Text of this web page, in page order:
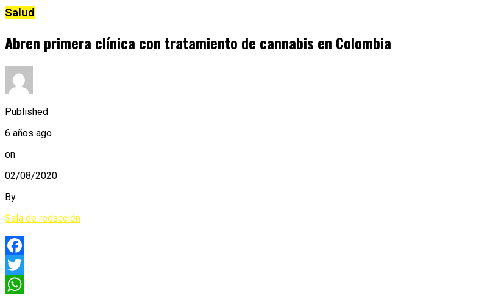
Salud
Abren primera clínica con tratamiento de cannabis en Colombia
Published
6 años ago
on
02/08/2020
By
Sala de redacción
Facebook
Twitter